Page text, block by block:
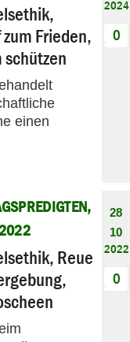
Frieden,
schützen
einen
2024
0
Reue
28
10
2022
0